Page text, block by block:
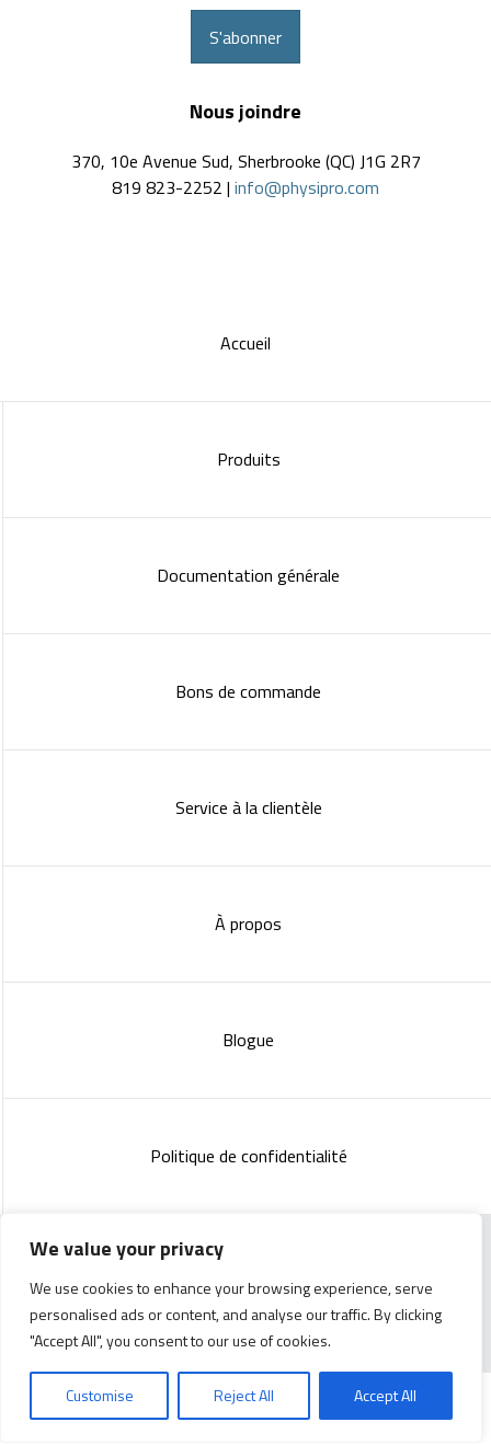
We value your privacy
We use cookies to enhance your browsing experience, serve
personalised ads or content, and analyse our traffic. By clicking
"Accept All", you consent to our use of cookies.
Customise Reject All Accept All
S'abonner
Nous joindre
370, 10e Avenue Sud, Sherbrooke (QC) J1G 2R7
819 823-2252 | info@physipro.com
Accueil
Produits
Documentation générale
Bons de commande
Service à la clientèle
À propos
Blogue
Politique de confidentialité
Copyright 2023 :Standish Communications& Mélissa
Lachance